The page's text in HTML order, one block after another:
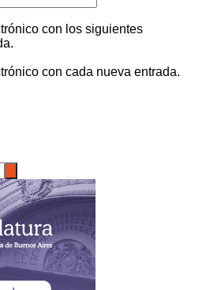
con los siguientes
con cada nueva entrada.